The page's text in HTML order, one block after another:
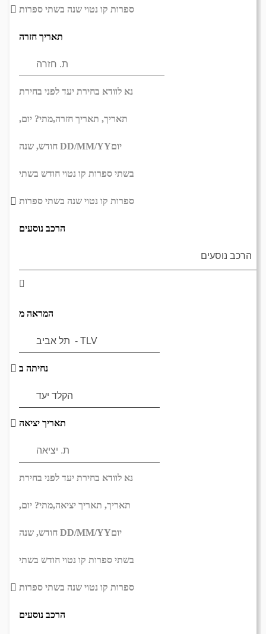
ספרות קו נטוי שנה בשתי ספרות
תאריך חזרה
נא לוודא בחירת יעד לפני בחירת
תאריך, תאריך חזרה,מתי? יום,
DD/MM/YYיום
בשתי ספרות קו נטוי חודש בשתי
ספרות קו נטוי שנה בשתי ספרות
הרכב נוסעים
המראה מ
נחיתה ב
תאריך יציאה
נא לוודא בחירת יעד לפני בחירת
תאריך, תאריך יציאה,מתי? יום,
DD/MM/YYיום
בשתי ספרות קו נטוי חודש בשתי
ספרות קו נטוי שנה בשתי ספרות
הרכב נוסעים